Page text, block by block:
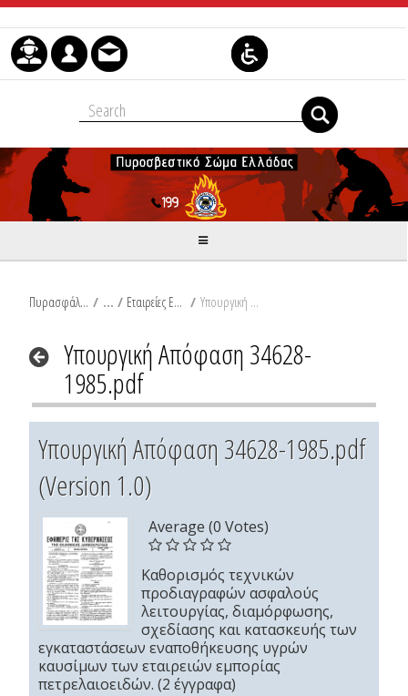
Skip to Content
Πυρασφάλεια / Εταιρείες Εμπορίας Πετρελαιοειδών Προϊόντων / Υπουργική Απόφαση 34628-1985.pdf
Υπουργική Απόφαση 34628-
1985.pdf
Υπουργική Απόφαση 34628-1985.pdf
(Version 1.0)
Average (0 Votes)
Καθορισμός τεχνικών
προδιαγραφών ασφαλούς
λειτουργίας, διαμόρφωσης,
σχεδίασης και κατασκευής των
εγκαταστάσεων εναποθήκευσης υγρών
καυσίμων των εταιρειών εμπορίας
πετρελαιοειδών. (2 έγγραφα)